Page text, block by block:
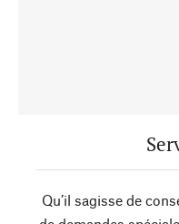
Qu’il sagisse de